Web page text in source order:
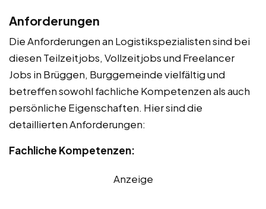
Anforderungen
Die Anforderungen an Logistikspezialisten sind bei
diesen Teilzeitjobs, Vollzeitjobs und Freelancer
Jobs in Brüggen, Burggemeinde vielfältig und
betreffen sowohl fachliche Kompetenzen als auch
persönliche Eigenschaften. Hier sind die
detaillierten Anforderungen:
Fachliche Kompetenzen:
Anzeige